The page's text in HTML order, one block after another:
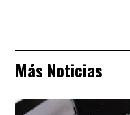
Más Noticias